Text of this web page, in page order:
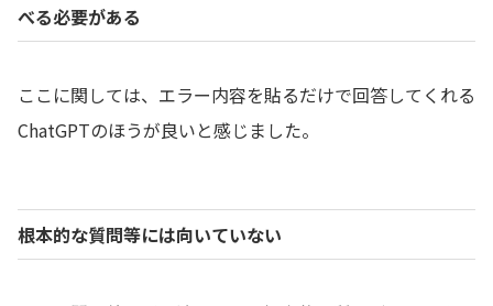
べる必要がある
ここに関しては、エラー内容を貼るだけで回答してくれる
ChatGPTのほうが良いと感じました。
根本的な質問等には向いていない